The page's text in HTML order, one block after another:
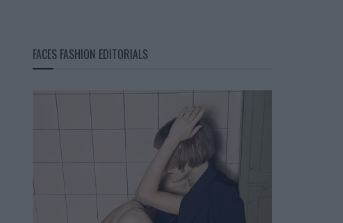
FACES FASHION EDITORIALS